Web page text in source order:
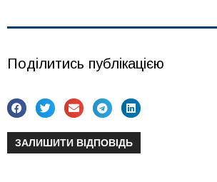
Поділитись публікацією
ЗАЛИШИТИ ВІДПОВІДЬ